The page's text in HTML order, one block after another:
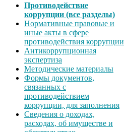
Противодействие
коррупции (все разделы)
Нормативные правовые и
иные акты в сфере
противодействия коррупции
Антикоррупционная
экспертиза
Методические материалы
Формы документов,
связанных с
противодействием
коррупции, для заполнения
Сведения о доходах,
расходах, об имуществе и